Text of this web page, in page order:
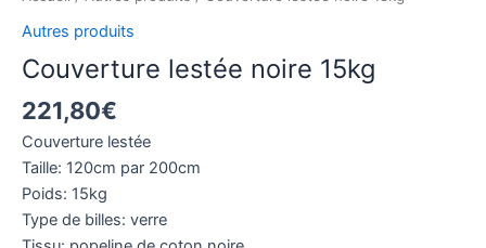
Autres produits
Couverture lestée noire 15kg
221,80€
Couverture lestée
Taille: 120cm par 200cm
Poids: 15kg
Type de billes: verre